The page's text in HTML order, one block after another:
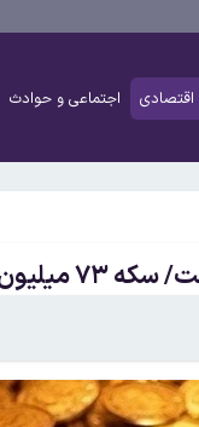
اقتصادی اجتماعی و حوادث